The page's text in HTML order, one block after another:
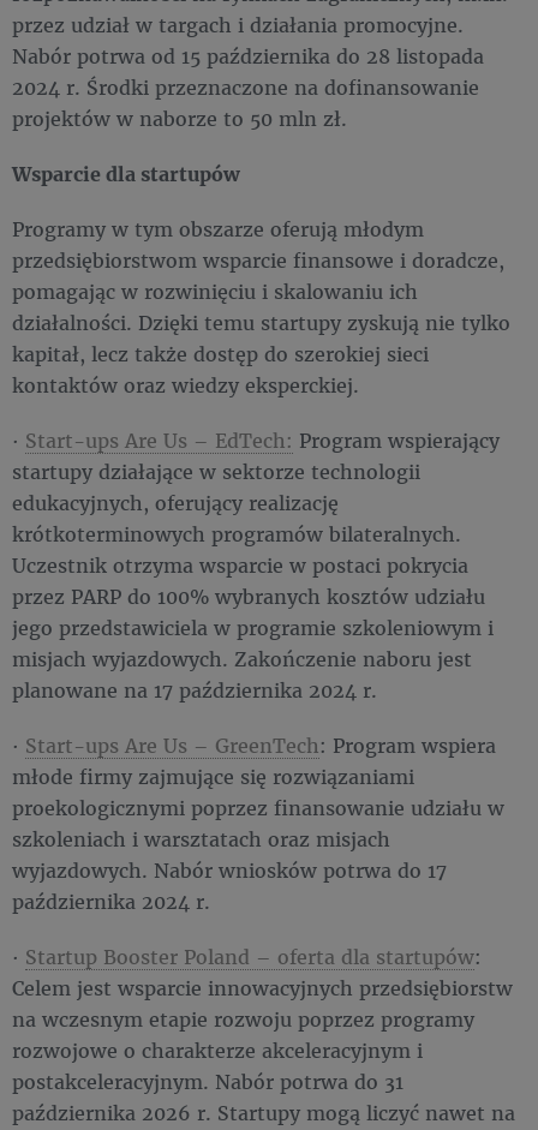
przez udział w targach i działania promocyjne.
Nabór potrwa od 15 października do 28 listopada
2024 r. Środki przeznaczone na dofinansowanie
projektów w naborze to 50 mln zł.
Wsparcie dla startupów
Programy w tym obszarze oferują młodym
przedsiębiorstwom wsparcie finansowe i doradcze,
pomagając w rozwinięciu i skalowaniu ich
działalności. Dzięki temu startupy zyskują nie tylko
kapitał, lecz także dostęp do szerokiej sieci
kontaktów oraz wiedzy eksperckiej.
· Start-ups Are Us – EdTech: Program wspierający
startupy działające w sektorze technologii
edukacyjnych, oferujący realizację
krótkoterminowych programów bilateralnych.
Uczestnik otrzyma wsparcie w postaci pokrycia
przez PARP do 100% wybranych kosztów udziału
jego przedstawiciela w programie szkoleniowym i
misjach wyjazdowych. Zakończenie naboru jest
planowane na 17 października 2024 r.
· Start-ups Are Us – GreenTech: Program wspiera
młode firmy zajmujące się rozwiązaniami
proekologicznymi poprzez finansowanie udziału w
szkoleniach i warsztatach oraz misjach
wyjazdowych. Nabór wniosków potrwa do 17
października 2024 r.
· Startup Booster Poland – oferta dla startupów:
Celem jest wsparcie innowacyjnych przedsiębiorstw
na wczesnym etapie rozwoju poprzez programy
rozwojowe o charakterze akceleracyjnym i
postakceleracyjnym. Nabór potrwa do 31
października 2026 r. Startupy mogą liczyć nawet na